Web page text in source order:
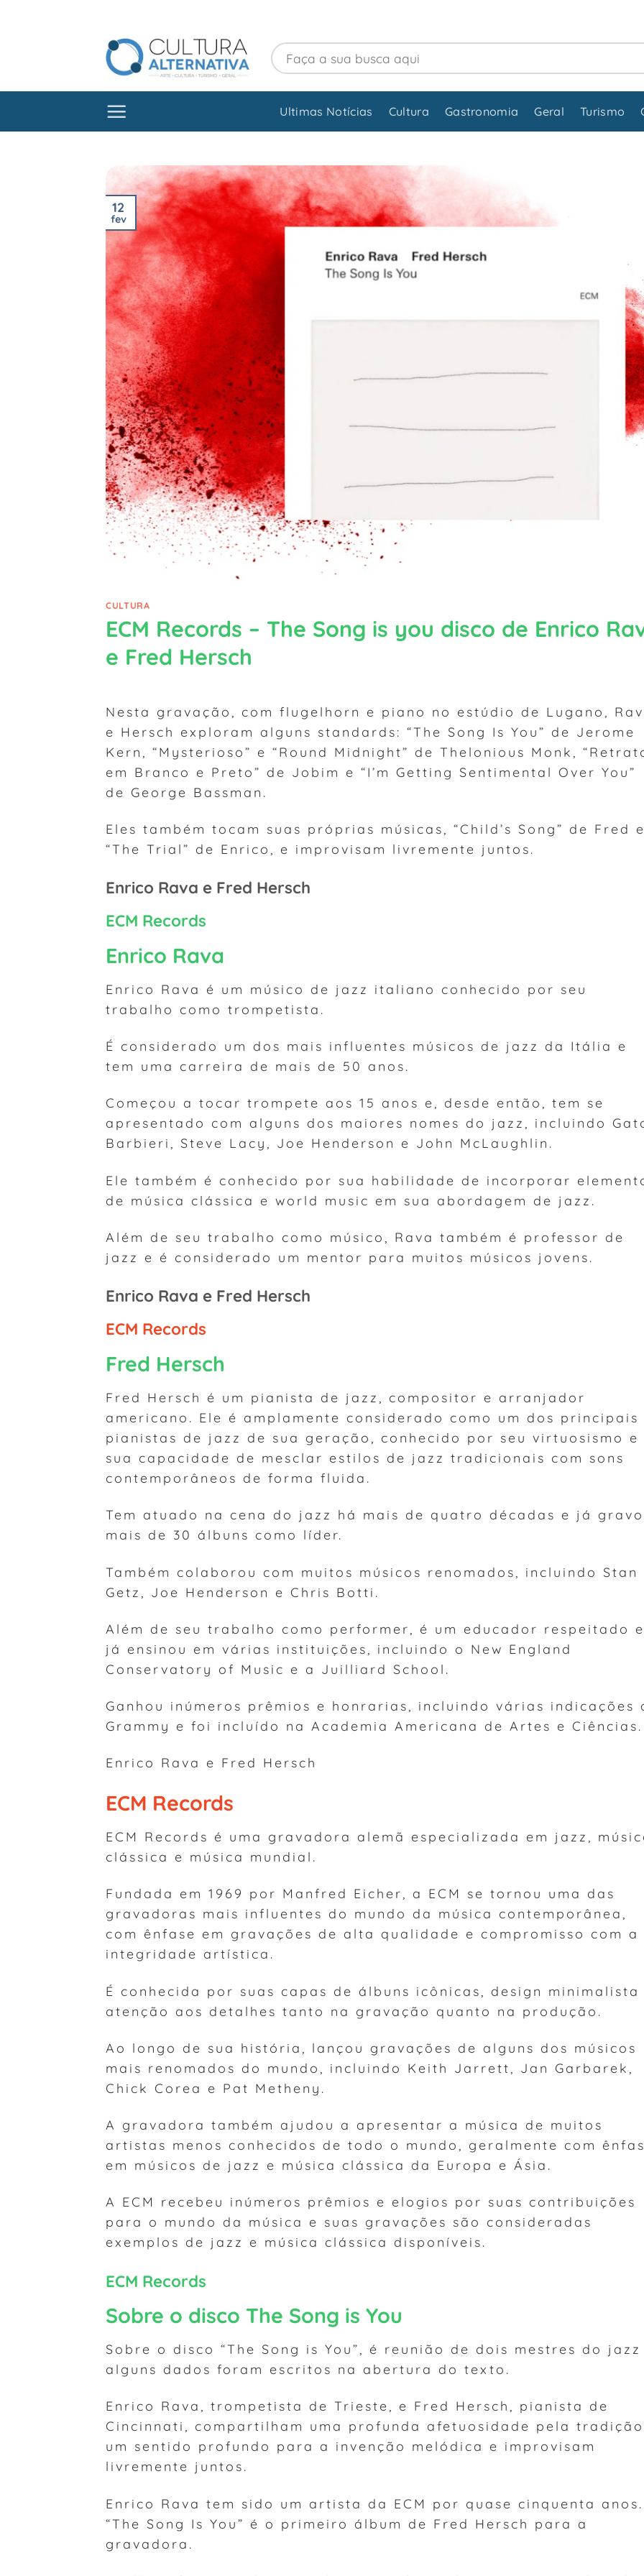
Ultimas Notícias Cultura Gastronomia Geral Turismo
12
fev
CULTURA
ECM Records – The Song is you disco de Enrico
e Fred Hersch
Nesta gravação, com flugelhorn e piano no estúdio de Lugano,
e Hersch exploram alguns standards: “The Song Is You” de Jerome
Kern, “Mysterioso” e “Round Midnight” de Thelonious Monk,
em Branco e Preto” de Jobim e “I’m Getting Sentimental Over You”
de George Bassman.
Eles também tocam suas próprias músicas, “Child’s Song” de Fred
“The Trial” de Enrico, e improvisam livremente juntos.
Enrico Rava e Fred Hersch
ECM Records
Enrico Rava
Enrico Rava é um músico de jazz italiano conhecido por seu
trabalho como trompetista.
É considerado um dos mais influentes músicos de jazz da Itália e
tem uma carreira de mais de 50 anos.
Começou a tocar trompete aos 15 anos e, desde então, tem se
apresentado com alguns dos maiores nomes do jazz, incluindo
Barbieri, Steve Lacy, Joe Henderson e John McLaughlin.
Ele também é conhecido por sua habilidade de incorporar
de música clássica e world music em sua abordagem de jazz.
Além de seu trabalho como músico, Rava também é professor de
jazz e é considerado um mentor para muitos músicos jovens.
Enrico Rava e Fred Hersch
ECM Records
Fred Hersch
Fred Hersch é um pianista de jazz, compositor e arranjador
americano. Ele é amplamente considerado como um dos principais
pianistas de jazz de sua geração, conhecido por seu virtuosismo e
sua capacidade de mesclar estilos de jazz tradicionais com sons
contemporâneos de forma fluida.
Tem atuado na cena do jazz há mais de quatro décadas e já
mais de 30 álbuns como líder.
Também colaborou com muitos músicos renomados, incluindo Stan
Getz, Joe Henderson e Chris Botti.
Além de seu trabalho como performer, é um educador respeitado e
já ensinou em várias instituições, incluindo o New England
Conservatory of Music e a Juilliard School.
Ganhou inúmeros prêmios e honrarias, incluindo várias indicações
Grammy e foi incluído na Academia Americana de Artes e Ciências.
Enrico Rava e Fred Hersch
ECM Records
ECM Records é uma gravadora alemã especializada em jazz,
clássica e música mundial.
Fundada em 1969 por Manfred Eicher, a ECM se tornou uma das
gravadoras mais influentes do mundo da música contemporânea,
com ênfase em gravações de alta qualidade e compromisso com a
integridade artística.
É conhecida por suas capas de álbuns icônicas, design minimalista
atenção aos detalhes tanto na gravação quanto na produção.
Ao longo de sua história, lançou gravações de alguns dos músicos
mais renomados do mundo, incluindo Keith Jarrett, Jan Garbarek,
Chick Corea e Pat Metheny.
A gravadora também ajudou a apresentar a música de muitos
artistas menos conhecidos de todo o mundo, geralmente com
em músicos de jazz e música clássica da Europa e Ásia.
A ECM recebeu inúmeros prêmios e elogios por suas contribuições
para o mundo da música e suas gravações são consideradas
exemplos de jazz e música clássica disponíveis.
ECM Records
Sobre o disco The Song is You
Sobre o disco “The Song is You”, é reunião de dois mestres do
alguns dados foram escritos na abertura do texto.
Enrico Rava, trompetista de Trieste, e Fred Hersch, pianista de
Cincinnati, compartilham uma profunda afetuosidade pela
um sentido profundo para a invenção melódica e improvisam
livremente juntos.
Enrico Rava tem sido um artista da ECM por quase cinquenta anos.
“The Song Is You” é o primeiro álbum de Fred Hersch para a
gravadora.